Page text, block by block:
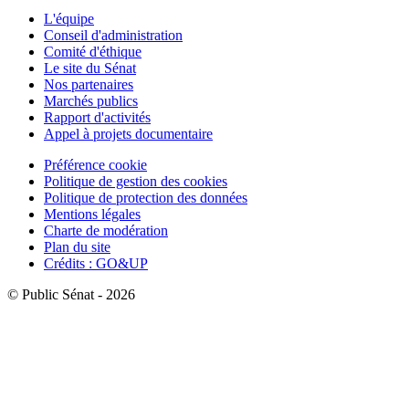
L'équipe
Conseil d'administration
Comité d'éthique
Le site du Sénat
Nos partenaires
Marchés publics
Rapport d'activités
Appel à projets documentaire
Préférence cookie
Politique de gestion des cookies
Politique de protection des données
Mentions légales
Charte de modération
Plan du site
Crédits : GO&UP
© Public Sénat - 2026